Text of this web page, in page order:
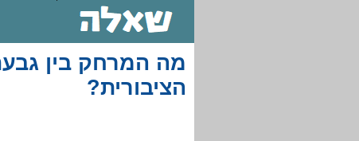
מה המרחק בין
הציבורית?